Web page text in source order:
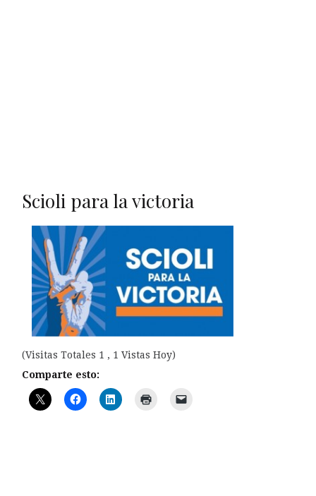
Scioli para la victoria
(Visitas Totales 1 , 1 Vistas Hoy)
Comparte esto: